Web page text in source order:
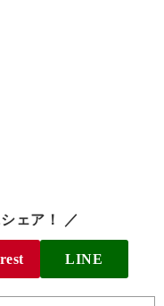
ェア！ ／
LINE